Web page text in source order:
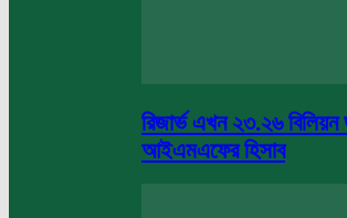
রিজার্ভ এখন ২৩.২৬ বিলিয়ন
আইএমএফের হিসাব